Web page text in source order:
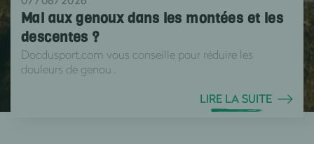
Mal aux genoux dans les montées et les
descentes ?
Docdusport.com vous conseille pour réduire les
douleurs de genou .
LIRE LA SUITE